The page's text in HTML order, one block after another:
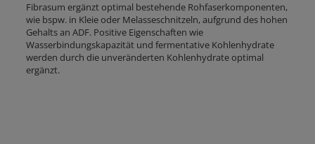
Fibrasum ergänzt optimal bestehende Rohfaserkomponenten,
wie bspw. in Kleie oder Melasseschnitzeln, aufgrund des hohen
Gehalts an ADF. Positive Eigenschaften wie
Wasserbindungskapazität und fermentative Kohlenhydrate
werden durch die unveränderten Kohlenhydrate optimal
ergänzt.